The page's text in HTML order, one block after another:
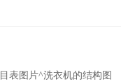
表图片^洗衣机的结构图